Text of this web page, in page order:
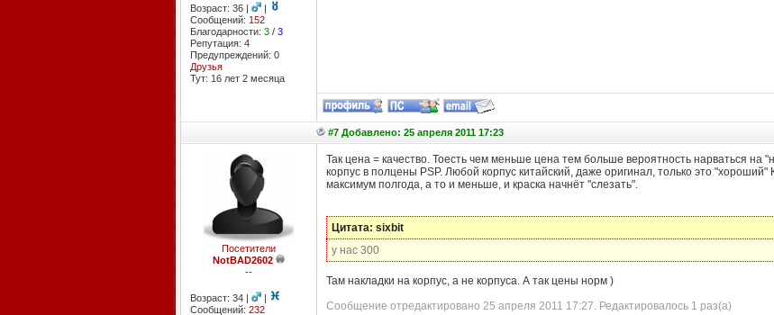
Возраст: 36 |
|
Сообщений: 152
Благодарности: 3/ 3
Репутация: 4
Предупреждений: 0
Друзья
Тут: 16 лет 2 месяцa
#7 Добавлено: 25 апреля 2011 17:23
Посетители
NotBAD2602
--
Возраст: 34 |
|
Сообщений: 232
Так цена = качество. Тоесть чем меньше цена тем больше вероятность нарваться на
корпус в полцены PSP. Любой корпус китайский, даже оригинал, только это
максимум полгода, а то и меньше, и краска начнёт "слезать".
Цитата: sixbit
у нас 300
Там накладки на корпус, а не корпуса. А так цены норм )
Сообщение отредактировано 25 апреля 2011 17:27. Редактировалось 1 раз(а)